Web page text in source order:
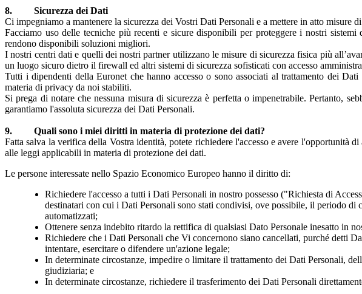
8. Sicurezza dei Dati
Ci impegniamo a mantenere la sicurezza dei Vostri Dati Personali e a mettere in atto
Facciamo uso delle tecniche più recenti e sicure disponibili per proteggere i nostri
rendono disponibili soluzioni migliori.
I nostri centri dati e quelli dei nostri partner utilizzano le misure di sicurezza fisica più
un luogo sicuro dietro il firewall ed altri sistemi di sicurezza sofisticati con accesso
Tutti i dipendenti della Euronet che hanno accesso o sono associati al trattamento dei
materia di privacy da noi stabiliti.
Si prega di notare che nessuna misura di sicurezza è perfetta o impenetrabile. Pertanto,
garantiamo l'assoluta sicurezza dei Dati Personali.
9. Quali sono i miei diritti in materia di protezione dei dati?
Fatta salva la verifica della Vostra identità, potete richiedere l'accesso e avere l'opportunità
alle leggi applicabili in materia di protezione dei dati.
Le persone interessate nello Spazio Economico Europeo hanno il diritto di:
Richiedere l'accesso a tutti i Dati Personali in nostro possesso ("Richiesta di
destinatari con cui i Dati Personali sono stati condivisi, ove possibile, il periodo
automatizzati;
Ottenere senza indebito ritardo la rettifica di qualsiasi Dato Personale inesatto in
Richiedere che i Dati Personali che Vi concernono siano cancellati, purché detti
intentare, esercitare o difendere un'azione legale;
In determinate circostanze, impedire o limitare il trattamento dei Dati Personali,
giudiziaria; e
In determinate circostanze, richiedere il trasferimento dei Dati Personali